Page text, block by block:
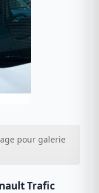
pour galerie
Trafic